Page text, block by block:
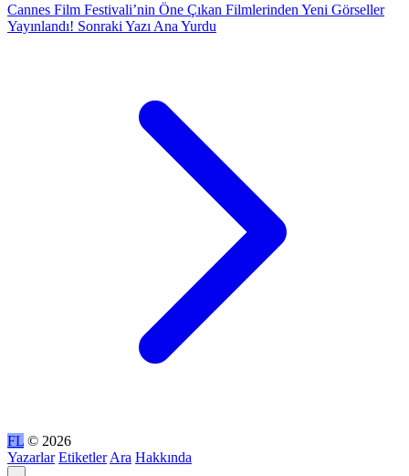
Cannes Film Festivali’nin Öne Çıkan Filmlerinden Yeni Görseller
Yayınlandı! Sonraki Yazı Ana Yurdu
FL © 2026
Yazarlar Etiketler Ara Hakkında